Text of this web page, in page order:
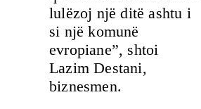
lulëzoj një ditë ashtu i
si një komunë
evropiane”, shtoi
Lazim Destani,
biznesmen.